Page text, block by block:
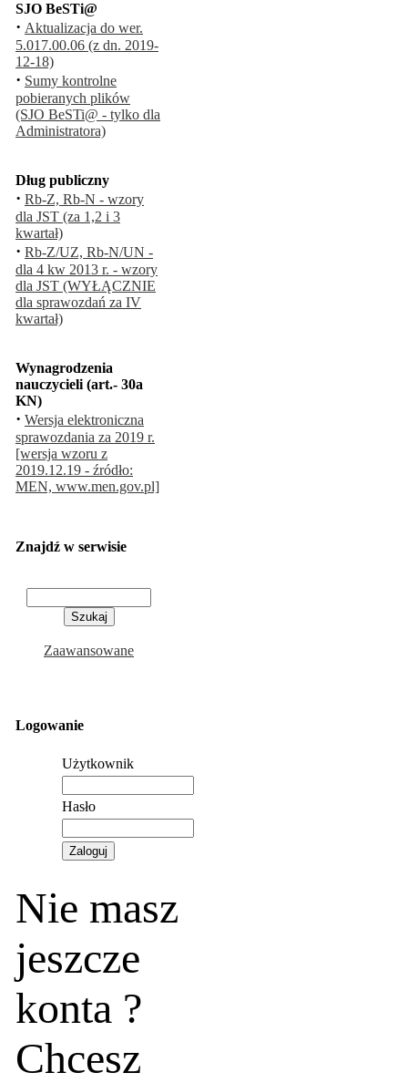
SJO BeSTi@
· Aktualizacja do wer.
5.017.00.06 (z dn. 2019-
12-18)
· Sumy kontrolne
pobieranych plików
(SJO BeSTi@ - tylko dla
Administratora)
Dług publiczny
· Rb-Z, Rb-N - wzory
dla JST (za 1,2 i 3
kwartał)
· Rb-Z/UZ, Rb-N/UN -
dla 4 kw 2013 r. - wzory
dla JST (WYŁĄCZNIE
dla sprawozdań za IV
kwartał)
Wynagrodzenia
nauczycieli (art.- 30a
KN)
· Wersja elektroniczna
sprawozdania za 2019 r.
[wersja wzoru z
2019.12.19 - źródło:
MEN, www.men.gov.pl]
Znajdź w serwisie
Zaawansowane
Logowanie
Użytkownik
Hasło
Nie masz
jeszcze
konta ?
Chcesz